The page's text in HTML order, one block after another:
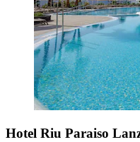
Hotel Riu Paraiso